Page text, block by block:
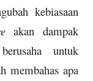
kebiasaan
akan dampak
untuk
membahas apa